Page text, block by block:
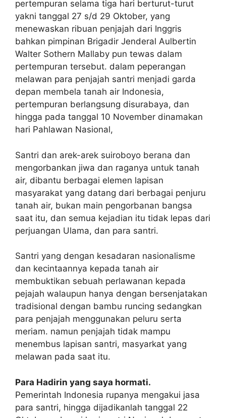
pertempuran selama tiga hari berturut-turut
yakni tanggal 27 s/d 29 Oktober, yang
menewaskan ribuan penjajah dari Inggris
bahkan pimpinan Brigadir Jenderal Aulbertin
Walter Sothern Mallaby pun tewas dalam
pertempuran tersebut. dalam peperangan
melawan para penjajah santri menjadi garda
depan membela tanah air Indonesia,
pertempuran berlangsung disurabaya, dan
hingga pada tanggal 10 November dinamakan
hari Pahlawan Nasional,
Santri dan arek-arek suiroboyo berana dan
mengorbankan jiwa dan raganya untuk tanah
air, dibantu berbagai elemen lapisan
masyarakat yang datang dari berbagai penjuru
tanah air, bukan main pengorbanan bangsa
saat itu, dan semua kejadian itu tidak lepas dari
perjuangan Ulama, dan para santri.
Santri yang dengan kesadaran nasionalisme
dan kecintaannya kepada tanah air
membuktikan sebuah perlawanan kepada
pejajah walaupun hanya dengan bersenjatakan
tradisional dengan bambu runcing sedangkan
para penjajah menggunakan peluru serta
meriam. namun penjajah tidak mampu
menembus lapisan santri, masyarkat yang
melawan pada saat itu.
Para Hadirin yang saya hormati.
Pemerintah Indonesia rupanya mengakui jasa
para santri, hingga dijadikanlah tanggal 22